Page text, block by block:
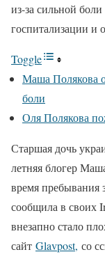
из-за сильной
госпитализации и
Toggle
Маша Полякова
боли
Оля Полякова
Старшая дочь
летняя блогер
время пребывания
сообщила в своих
внезапно стало
сайт Glavpost, со